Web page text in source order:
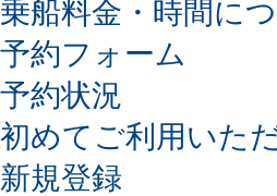
乗船料金・時間に
予約フォーム
予約状況
初めてご利用いた
新規登録